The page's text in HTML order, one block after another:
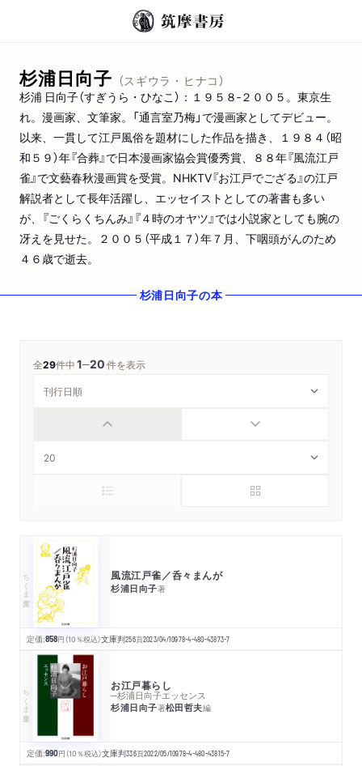
杉浦日向子 （スギウラ・ヒナコ）
杉浦 日向子（すぎうら・ひなこ）：１９５８‐２００５。東京生
れ。漫画家、文筆家。「通言室乃梅」で漫画家としてデビュー。
以来、一貫して江戸風俗を題材にした作品を描き、１９８４（昭
和５９）年『合葬』で日本漫画家協会賞優秀賞、８８年『風流江戸
雀』で文藝春秋漫画賞を受賞。NHKTV『お江戸でござる』の江戸
解説者として長年活躍し、エッセイストとしての著書も多い
が、『ごくらくちんみ』『４時のオヤツ』では小説家としても腕の
冴えを見せた。２００５（平成１７）年７月、下咽頭がんのため
４６歳で逝去。
杉浦日向子の本
全29件中1─20件を表示
ちくま文庫 風流江戸雀／呑々まんが
杉浦日向子著
定価:858円 （10％税込）文庫判256頁2023/04/10978-4-480-43873-7
ちくま文庫 お江戸暮らし
─杉浦日向子エッセンス
杉浦日向子著松田哲夫編
定価:990円 （10％税込）文庫判336頁2022/05/10978-4-480-43815-7